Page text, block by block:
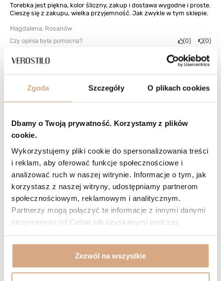
Zgoda Szczegóły O plikach cookies
Dbamy o Twoją prywatność. Korzystamy z plików
cookie.
Wykorzystujemy pliki cookie do spersonalizowania treści
i reklam, aby oferować funkcje społecznościowe i
analizować ruch w naszej witrynie. Informacje o tym, jak
korzystasz z naszej witryny, udostępniamy partnerom
społecznościowym, reklamowym i analitycznym.
Partnerzy mogą połączyć te informacje z innymi danymi
otrzymanymi od Ciebie lub uzyskanymi podczas
Zezwól na wszystkie
Torebka jest piękna, kolor śliczny, zakup i dostawa wygodne i proste.
Cieszę się z zakupu, wielka przyjemność. Jak zwykle w tym sklepie.
Magdalena, Rosanów
Czy opinia była pomocna? 0 0
Odcień: brąz camel 2026-08-05
Bomba !
Barbara, Borzyszewo
Czy opinia była pomocna?
5/5 Opinia potwierdzona zakupem
Odcień: czarny 2026-08-03
Jestem bardzo zadowolona z zakupu. Torebka jest piękna, starannie
wykonana. Skóra miekka, przyjemna w dotyku, lekka. Porządnie
wykończona wewnątrz. Praktyczne kieszenie. Realizacja zakupu
błyskawiczna. Na pewno będę kupować w tym sklepie. Dziękuję.
Czy opinia była pomocna? 0 0